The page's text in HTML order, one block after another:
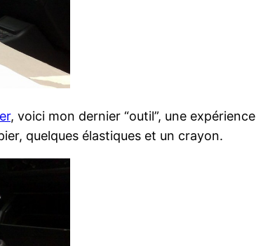
, voici mon dernier “outil”, une
quelques élastiques et un crayon.